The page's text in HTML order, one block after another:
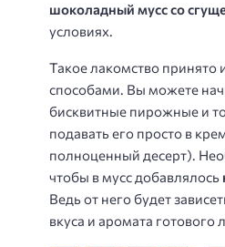
шоколадный мусс со
условиях.
Такое лакомство принято
способами. Вы можете
бисквитные пирожные и
подавать его просто в
полноценный десерт).
чтобы в мусс добавлялось
Ведь от него будет
вкуса и аромата готового